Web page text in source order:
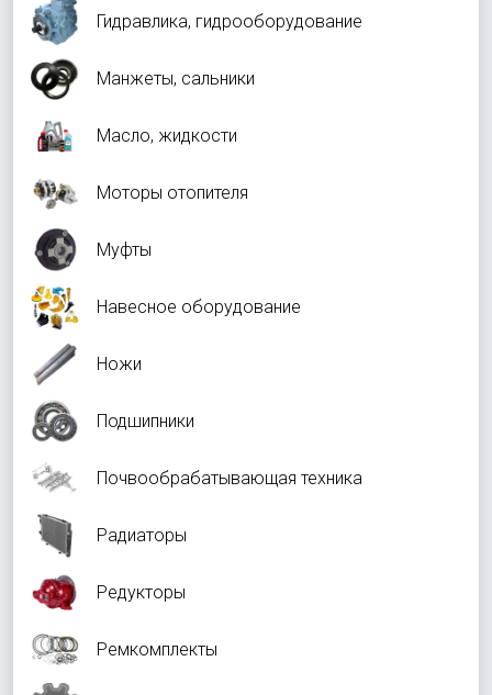
Гидравлика, гидрооборудование
Манжеты, сальники
Масло, жидкости
Моторы отопителя
Муфты
Навесное оборудование
Ножи
Подшипники
Почвообрабатывающая техника
Радиаторы
Редукторы
Ремкомплекты